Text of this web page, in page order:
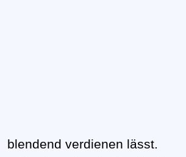
blendend verdienen lässt.